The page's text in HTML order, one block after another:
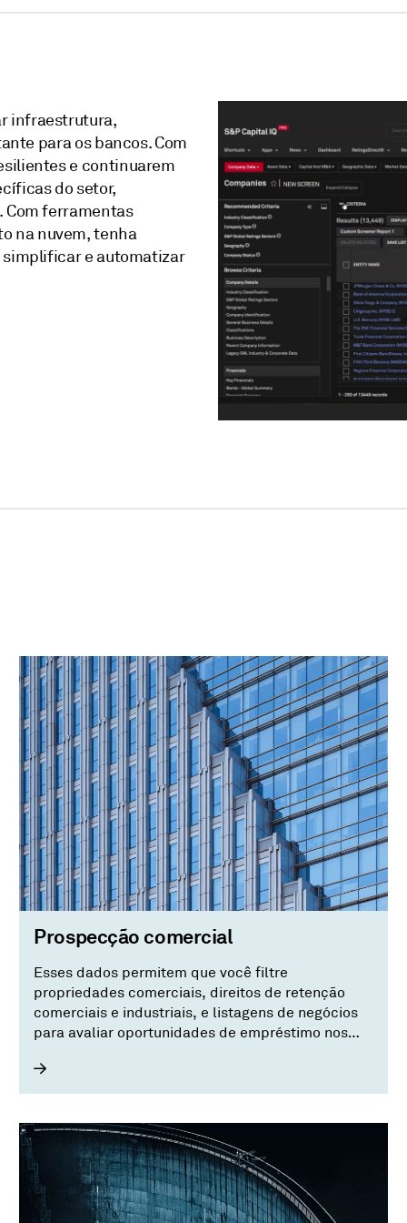
infraestrutura,
para os bancos. Com
e continuarem
do setor,
Com ferramentas
na nuvem, tenha
simplificar e automatizar
Prospecção comercial
Esses dados permitem que você filtre
propriedades comerciais, direitos de retenção
comerciais e industriais, e listagens de negócios
para avaliar oportunidades de empréstimo nos